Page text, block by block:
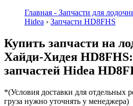
Главная - Запчасти для
Hidea › Запчасти HD8FHS
Купить запчасти на
Хайди-Хидея HD8FHS:
запчастей Hidea
*(Условия доставки для отдельных
груза нужно уточнять у менеджера)